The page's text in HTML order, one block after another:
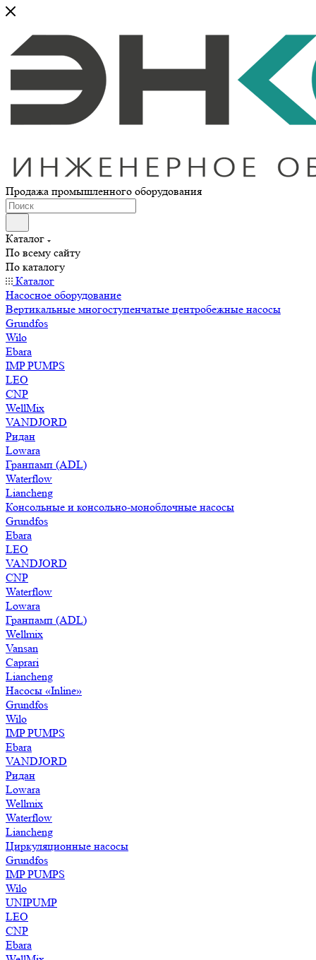
Продажа промышленного оборудования
Каталог
По всему сайту
По каталогу
Каталог
Насосное оборудование
Вертикальные многоступенчатые центробежные насосы
Grundfos
Wilo
Ebara
IMP PUMPS
LEO
CNP
WellMix
VANDJORD
Ридан
Lowara
Гранпамп (ADL)
Waterflow
Liancheng
Консольные и консольно-моноблочные насосы
Grundfos
Ebara
LEO
VANDJORD
CNP
Waterflow
Lowara
Гранпамп (ADL)
Wellmix
Vansan
Caprari
Liancheng
Насосы «Inline»
Grundfos
Wilo
IMP PUMPS
Ebara
VANDJORD
Ридан
Lowara
Wellmix
Waterflow
Liancheng
Циркуляционные насосы
Grundfos
IMP PUMPS
Wilo
UNIPUMP
LEO
CNP
Ebara